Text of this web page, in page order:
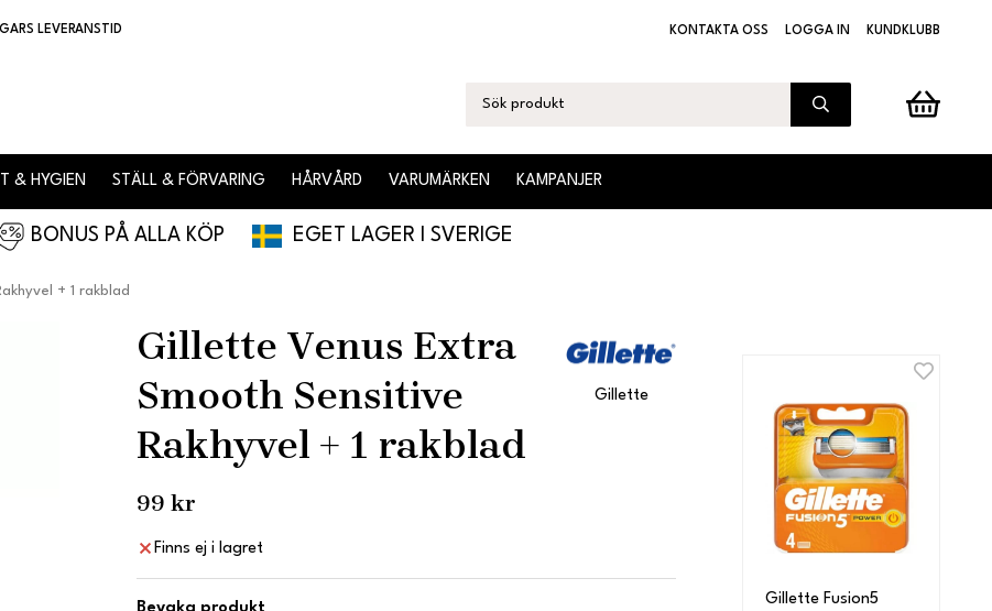
LEVERANSTID KONTAKTA OSS LOGGA IN KUNDKLUBB
& HYGIEN STÄLL & FÖRVARING HÅRVÅRD VARUMÄRKEN KAMPANJER
BONUS PÅ ALLA KÖP EGET LAGER I SVERIGE
+ 1 rakblad
Gillette Venus Extra
Smooth Sensitive
Rakhyvel + 1 rakblad
Gillette
99 kr
Finns ej i lagret
Gillette Fusion5